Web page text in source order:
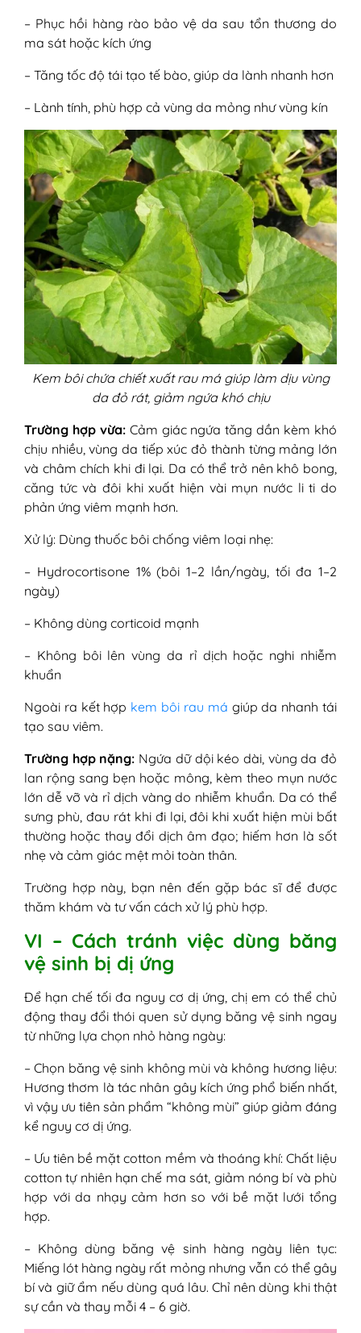
– Phục hồi hàng rào bảo vệ da sau tổn thương do
ma sát hoặc kích ứng
– Tăng tốc độ tái tạo tế bào, giúp da lành nhanh hơn
– Lành tính, phù hợp cả vùng da mỏng như vùng kín
Kem bôi chứa chiết xuất rau má giúp làm dịu vùng
da đỏ rát, giảm ngứa khó chịu
Trường hợp vừa: Cảm giác ngứa tăng dần kèm khó
chịu nhiều, vùng da tiếp xúc đỏ thành từng mảng lớn
và châm chích khi đi lại. Da có thể trở nên khô bong,
căng tức và đôi khi xuất hiện vài mụn nước li ti do
phản ứng viêm mạnh hơn.
Xử lý: Dùng thuốc bôi chống viêm loại nhẹ:
– Hydrocortisone 1% (bôi 1–2 lần/ngày, tối đa 1–2
ngày)
– Không dùng corticoid mạnh
– Không bôi lên vùng da rỉ dịch hoặc nghi nhiễm
khuẩn
Ngoài ra kết hợp kem bôi rau má giúp da nhanh tái
tạo sau viêm.
Trường hợp nặng: Ngứa dữ dội kéo dài, vùng da đỏ
lan rộng sang bẹn hoặc mông, kèm theo mụn nước
lớn dễ vỡ và rỉ dịch vàng do nhiễm khuẩn. Da có thể
sưng phù, đau rát khi đi lại, đôi khi xuất hiện mùi bất
thường hoặc thay đổi dịch âm đạo; hiếm hơn là sốt
nhẹ và cảm giác mệt mỏi toàn thân.
Trường hợp này, bạn nên đến gặp bác sĩ để được
thăm khám và tư vấn cách xử lý phù hợp.
VI – Cách tránh việc dùng băng
vệ sinh bị dị ứng
Để hạn chế tối đa nguy cơ dị ứng, chị em có thể chủ
động thay đổi thói quen sử dụng băng vệ sinh ngay
từ những lựa chọn nhỏ hàng ngày:
– Chọn băng vệ sinh không mùi và không hương liệu:
Hương thơm là tác nhân gây kích ứng phổ biến nhất,
vì vậy ưu tiên sản phẩm “không mùi” giúp giảm đáng
kể nguy cơ dị ứng.
– Ưu tiên bề mặt cotton mềm và thoáng khí: Chất liệu
cotton tự nhiên hạn chế ma sát, giảm nóng bí và phù
hợp với da nhạy cảm hơn so với bề mặt lưới tổng
hợp.
– Không dùng băng vệ sinh hàng ngày liên tục:
Miếng lót hàng ngày rất mỏng nhưng vẫn có thể gây
bí và giữ ẩm nếu dùng quá lâu. Chỉ nên dùng khi thật
sự cần và thay mỗi 4 – 6 giờ.